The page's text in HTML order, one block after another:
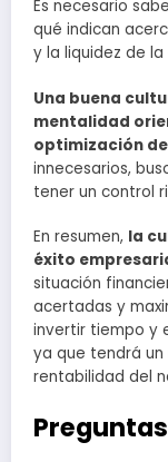
Es necesario
qué indican
y la liquidez de la
Una buena
mentalidad
optimización
innecesarios,
tener un control
En resumen, la
éxito
situación
acertadas y
invertir tiempo y
ya que tendrá
rentabilidad del